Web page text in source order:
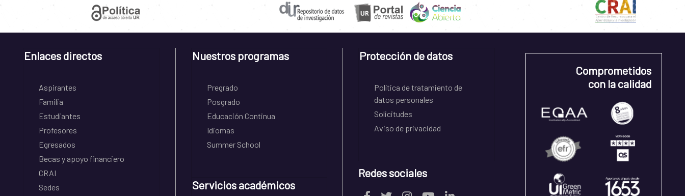
Enlaces directos
Aspirantes
Familia
Estudiantes
Profesores
Egresados
Becas y apoyo financiero
CRAI
Sedes
Nuestros programas
Pregrado
Posgrado
Educación Continua
Idiomas
Summer School
Servicios académicos
Protección de datos
Política de tratamiento de
datos personales
Solicitudes
Aviso de privacidad
Redes sociales
Comprometidos
con la calidad